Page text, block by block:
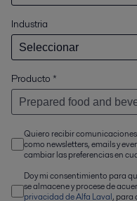
Industria
Producto *
Quiero recibir
como newsletters, emails y
cambiar las preferencias en
Doy mi consentimiento para
se almacene y procese de
privacidad de Alfa Laval, para